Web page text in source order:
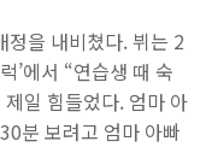
정을 내비쳤다. 뷔는 2
’에서 “연습생 때 숙
일 힘들었다. 엄마 아
분 보려고 엄마 아빠